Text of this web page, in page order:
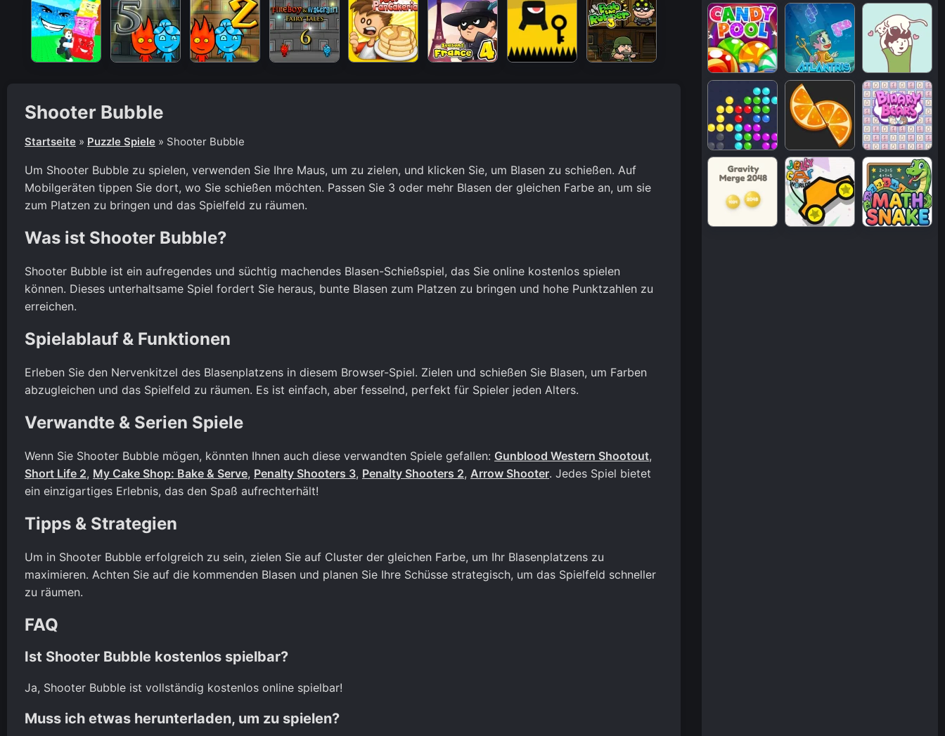
Shooter Bubble
Startseite » Puzzle Spiele » Shooter Bubble
Um Shooter Bubble zu spielen, verwenden Sie Ihre Maus, um zu zielen, und klicken Sie, um Blasen zu schießen. Auf
Mobilgeräten tippen Sie dort, wo Sie schießen möchten. Passen Sie 3 oder mehr Blasen der gleichen Farbe an, um sie
zum Platzen zu bringen und das Spielfeld zu räumen.
Was ist Shooter Bubble?
Shooter Bubble ist ein aufregendes und süchtig machendes Blasen-Schießspiel, das Sie online kostenlos spielen
können. Dieses unterhaltsame Spiel fordert Sie heraus, bunte Blasen zum Platzen zu bringen und hohe Punktzahlen zu
erreichen.
Spielablauf & Funktionen
Erleben Sie den Nervenkitzel des Blasenplatzens in diesem Browser-Spiel. Zielen und schießen Sie Blasen, um Farben
abzugleichen und das Spielfeld zu räumen. Es ist einfach, aber fesselnd, perfekt für Spieler jeden Alters.
Verwandte & Serien Spiele
Wenn Sie Shooter Bubble mögen, könnten Ihnen auch diese verwandten Spiele gefallen: Gunblood Western Shootout,
Short Life 2, My Cake Shop: Bake & Serve, Penalty Shooters 3, Penalty Shooters 2, Arrow Shooter. Jedes Spiel bietet
ein einzigartiges Erlebnis, das den Spaß aufrechterhält!
Tipps & Strategien
Um in Shooter Bubble erfolgreich zu sein, zielen Sie auf Cluster der gleichen Farbe, um Ihr Blasenplatzens zu
maximieren. Achten Sie auf die kommenden Blasen und planen Sie Ihre Schüsse strategisch, um das Spielfeld schneller
zu räumen.
FAQ
Ist Shooter Bubble kostenlos spielbar?
Ja, Shooter Bubble ist vollständig kostenlos online spielbar!
Muss ich etwas herunterladen, um zu spielen?